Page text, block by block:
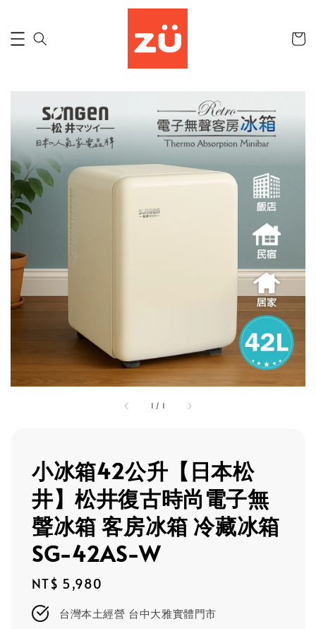
1 / 1
小冰箱42公升【日本松
井】松井復古時尚電子無
聲冰箱 客房冰箱 冷藏冰箱
SG-42AS-W
Regular
price
NT$ 5,980
台灣本土經營 台中大雅實體門市